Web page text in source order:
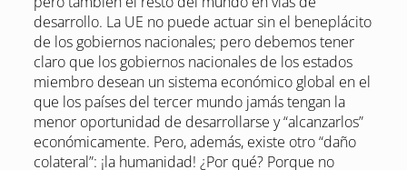
desarrollo. La UE no puede actuar sin el beneplácito
de los gobiernos nacionales; pero debemos tener
claro que los gobiernos nacionales de los estados
miembro desean un sistema económico global en el
que los países del tercer mundo jamás tengan la
menor oportunidad de desarrollarse y “alcanzarlos”
económicamente. Pero, además, existe otro “daño
colateral”: ¡la humanidad! ¿Por qué? Porque no